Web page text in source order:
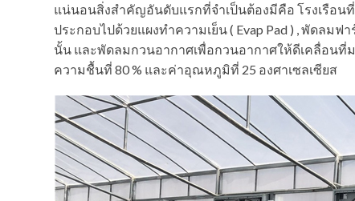
แน่นอนสิ่งสำคัญอันดับแรกที่จำเป็นต้องมีคือ โรงเรือน
ประกอบไปด้วยแผงทำความเย็น ( Evap Pad ) , พัดล
นั้น และพัดลมกวนอากาศเพื่อกวนอากาศให้ดีเคลื่อนที่
ความชื้นที่ 80 % และค่าอุณหภูมิที่ 25 องศาเซลเซียส